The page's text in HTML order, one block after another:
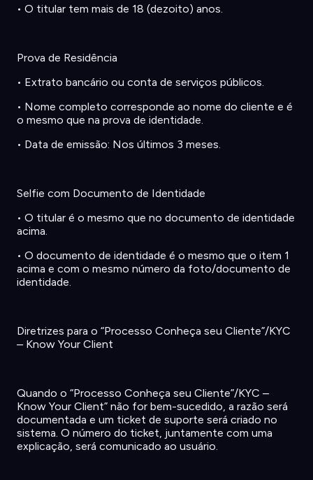
• O titular tem mais de 18 (dezoito) anos.
Prova de Residência
• Extrato bancário ou conta de serviços públicos.
• Nome completo corresponde ao nome do cliente e é
o mesmo que na prova de identidade.
• Data de emissão: Nos últimos 3 meses.
Selfie com Documento de Identidade
• O titular é o mesmo que no documento de identidade
acima.
• O documento de identidade é o mesmo que o item 1
acima e com o mesmo número da foto/documento de
identidade.
Diretrizes para o “Processo Conheça seu Cliente”/KYC
– Know Your Client
Quando o “Processo Conheça seu Cliente”/KYC –
Know Your Client” não for bem-sucedido, a razão será
documentada e um ticket de suporte será criado no
sistema. O número do ticket, juntamente com uma
explicação, será comunicado ao usuário.